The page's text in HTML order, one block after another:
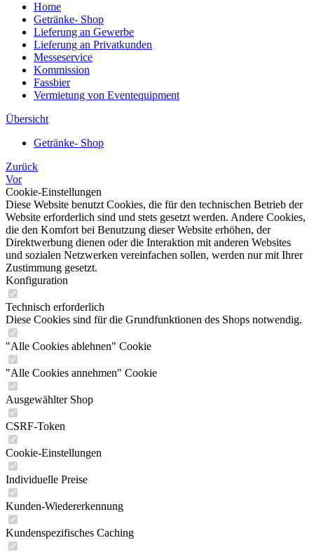
Home
Getränke- Shop
Lieferung an Gewerbe
Lieferung an Privatkunden
Messeservice
Kommission
Fassbier
Vermietung von Eventequipment
Übersicht
Getränke- Shop
Zurück
Vor
Cookie-Einstellungen
Diese Website benutzt Cookies, die für den technischen Betrieb der
Website erforderlich sind und stets gesetzt werden. Andere Cookies,
die den Komfort bei Benutzung dieser Website erhöhen, der
Direktwerbung dienen oder die Interaktion mit anderen Websites
und sozialen Netzwerken vereinfachen sollen, werden nur mit Ihrer
Zustimmung gesetzt.
Konfiguration
Technisch erforderlich
Diese Cookies sind für die Grundfunktionen des Shops notwendig.
"Alle Cookies ablehnen" Cookie
"Alle Cookies annehmen" Cookie
Ausgewählter Shop
CSRF-Token
Cookie-Einstellungen
Individuelle Preise
Kunden-Wiedererkennung
Kundenspezifisches Caching